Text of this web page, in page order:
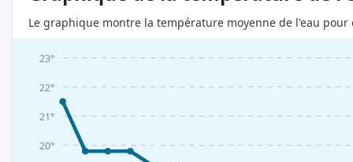
Le graphique montre la température moyenne de l'eau
20°
21°
22°
23°